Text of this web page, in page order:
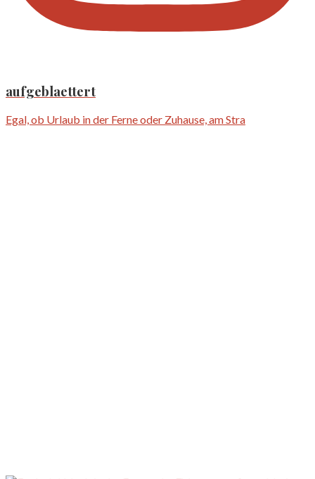
aufgeblaettert
Egal, ob Urlaub in der Ferne oder Zuhause, am Stra